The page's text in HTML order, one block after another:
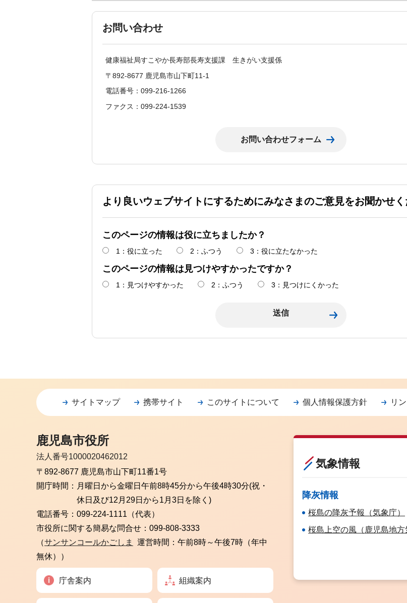
お問い合わせ
健康福祉局すこやか長寿部長寿支援課 生きがい支援係
〒892-8677 鹿児島市山下町11-1
電話番号：099-216-1266
ファクス：099-224-1539
より良いウェブサイトにするためにみなさまのご意見をお聞かせ
このページの情報は役に立ちましたか？
1：役に立った 2：ふつう 3：役に立たなかった
このページの情報は見つけやすかったですか？
1：見つけやすかった 2：ふつう 3：見つけにくかった
サイトマップ 携帯サイト このサイトについて 個人情報保護方針 リ
鹿児島市役所
法人番号1000020462012
〒892-8677 鹿児島市山下町11番1号
開庁時間： 月曜日から金曜日 午前8時45分から午後4時30分(祝・
休日及び12月29日から1月3日を除く)
電話番号： 099-224-1111（代表）
市役所に関する簡易な問合せ： 099-808-3333
（サンサンコールかごしま
運営時間：午前8時～午後7時（年中
無休））
庁舎案内 組織案内
気象情報
降灰情報
桜島の降灰予報（気象庁）
桜島上空の風（鹿児島地方